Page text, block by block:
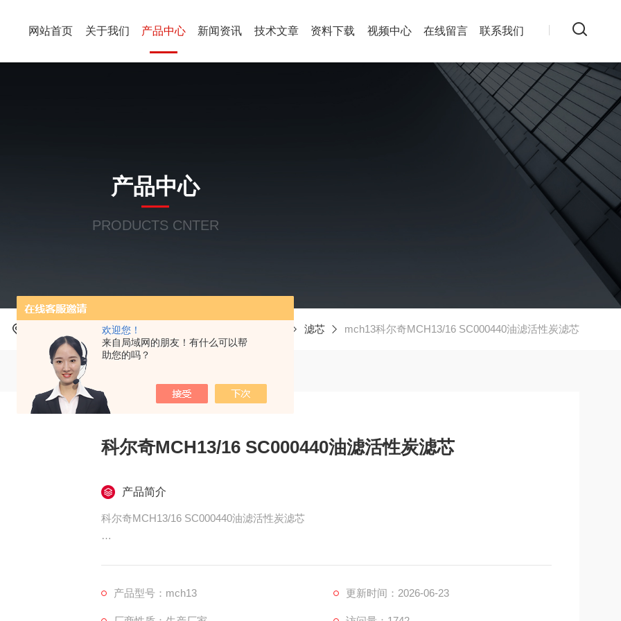
欢迎您！
来自局域网的朋友！有什么可以帮
助您的吗？
网站首页 关于我们 产品中心 新闻资讯 技术文章 资料下载 视频中心 在线留言 联系我们
产品中心
PRODUCTS CNTER
产品中心 滤芯 mch13科尔奇MCH13/16 SC000440油滤活性炭滤芯
科尔奇MCH13/16 SC000440油滤活性炭滤芯
产品简介
科尔奇MCH13/16 SC000440油滤活性炭滤芯
异味。 特殊滤芯会增加过滤二氧化碳CO2功能。 如果发现压缩气体出现味道，或排气时发现排出
产品型号：mch13 更新时间：2026-06-23